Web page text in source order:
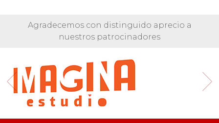
Agradecemos con distinguido aprecio a
nuestros patrocinadores